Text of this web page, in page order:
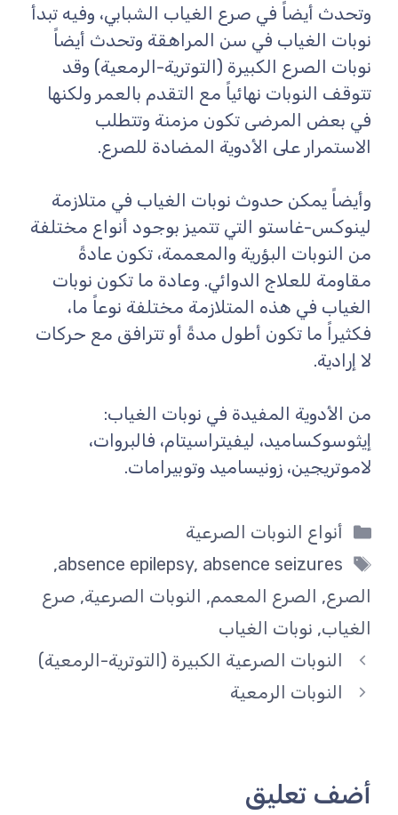
وتحدث أيضاً في صرع الغياب الشبابي، وفيه تبدأ
نوبات الغياب في سن المراهقة وتحدث أيضاً
نوبات الصرع الكبيرة (التوترية-الرمعية) وقد
تتوقف النوبات نهائياً مع التقدم بالعمر ولكنها
في بعض المرضى تكون مزمنة وتتطلب
الاستمرار على الأدوية المضادة للصرع.
وأيضاً يمكن حدوث نوبات الغياب في متلازمة
لينوكس-غاستو التي تتميز بوجود أنواع مختلفة
من النوبات البؤرية والمعممة، تكون عادةً
مقاومة للعلاج الدوائي. وعادة ما تكون نوبات
الغياب في هذه المتلازمة مختلفة نوعاً ما،
فكثيراً ما تكون أطول مدةً أو تترافق مع حركات
لا إرادية.
من الأدوية المفيدة في نوبات الغياب:
إيثوسوكساميد، ليفيتراسيتام، فالبروات،
لاموتريجين، زونيساميد وتوبيرامات.
التصنيفات
أنواع النوبات الصرعية
الوسوم
absence epilepsy, absence seizures
,
الصرع, الصرع المعمم, النوبات الصرعية, صرع
الغياب, نوبات الغياب
النوبات الصرعية الكبيرة (التوترية-الرمعية)
النوبات الرمعية
أضف تعليق